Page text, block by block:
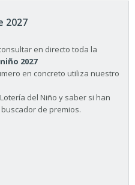
2027
en directo toda la
2027
en concreto utiliza nuestro
del Niño y saber si han
de premios.